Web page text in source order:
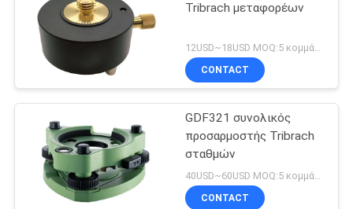
Tribrach μεταφορέων
12USD~18USD MOQ:5 κομμάτια
CONTACT
GDF321 συνολικός
προσαρμοστής Tribrach
σταθμών
CONTACT